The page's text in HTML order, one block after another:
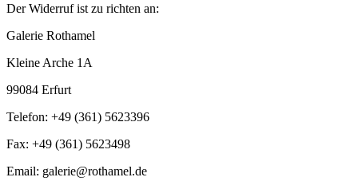
Der Widerruf ist zu richten an:
Galerie Rothamel
Kleine Arche 1A
99084 Erfurt
Telefon: +49 (361) 5623396
Fax: +49 (361) 5623498
Email: galerie@rothamel.de